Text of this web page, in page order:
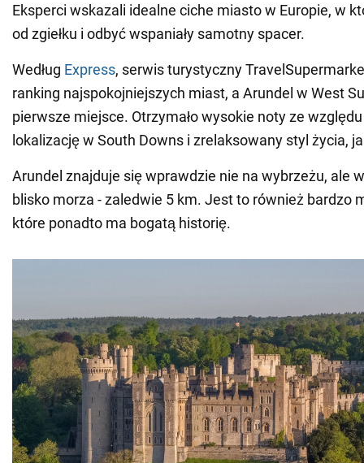
Eksperci wskazali idealne ciche miasto w Europie, w
od zgiełku i odbyć wspaniały samotny spacer.
Według Express, serwis turystyczny
ranking najspokojniejszych miast, a Arundel w West
pierwsze miejsce. Otrzymało wysokie noty ze względu
lokalizację w South Downs i zrelaksowany styl życia,
Arundel znajduje się wprawdzie nie na wybrzeżu, ale
blisko morza - zaledwie 5 km. Jest to również bardzo
które ponadto ma bogatą historię.